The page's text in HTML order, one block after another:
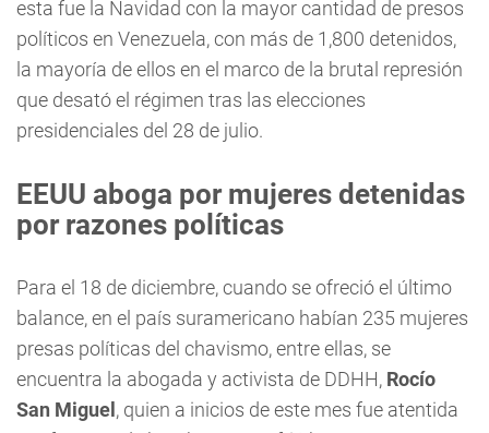
esta fue la Navidad con la mayor cantidad de presos
políticos en Venezuela, con más de 1,800 detenidos,
la mayoría de ellos en el marco de la brutal represión
que desató el régimen tras las elecciones
presidenciales del 28 de julio.
EEUU aboga por mujeres detenidas
por razones políticas
Para el 18 de diciembre, cuando se ofreció el último
balance, en el país suramericano habían 235 mujeres
presas políticas del chavismo, entre ellas, se
encuentra la abogada y activista de DDHH, Rocío
San Miguel , quien a inicios de este mes fue atentida